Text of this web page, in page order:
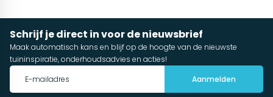
Schrijf je direct in voor de nieuwsbrief
Maak automatisch kans en blijf op de hoogte van de nieuwste
tuininspiratie, onderhoudsadvies en acties!
Aanmelden